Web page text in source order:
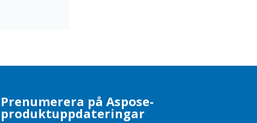
Prenumerera på Aspose-
produktuppdateringar